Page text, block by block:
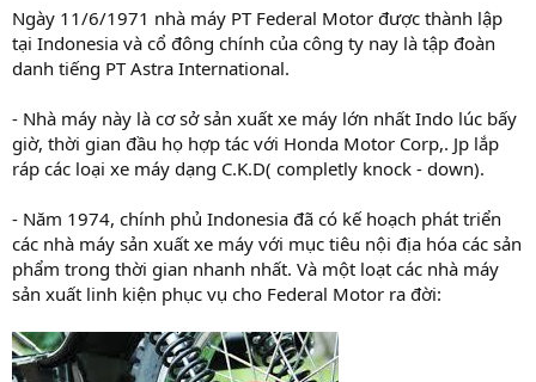
Ngày 11/6/1971 nhà máy PT Federal Motor được thành lập
tại Indonesia và cổ đông chính của công ty nay là tập đoàn
danh tiếng PT Astra International.
- Nhà máy này là cơ sở sản xuất xe máy lớn nhất Indo lúc bấy
giờ, thời gian đầu họ hợp tác với Honda Motor Corp,. Jp lắp
ráp các loại xe máy dạng C.K.D( completly knock - down).
- Năm 1974, chính phủ Indonesia đã có kế hoạch phát triển
các nhà máy sản xuất xe máy với mục tiêu nội địa hóa các sản
phẩm trong thời gian nhanh nhất. Và một loạt các nhà máy
sản xuất linh kiện phục vụ cho Federal Motor ra đời: